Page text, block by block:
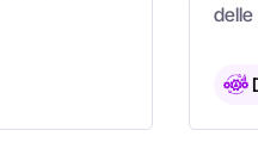
delle